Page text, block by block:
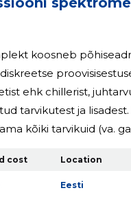
koosneb
ehk chillerist,
tarvikutest ja
kõiki tarvikuid (va.
paigalduse, viima läbi
kohapealselt
cost Location
Eesti